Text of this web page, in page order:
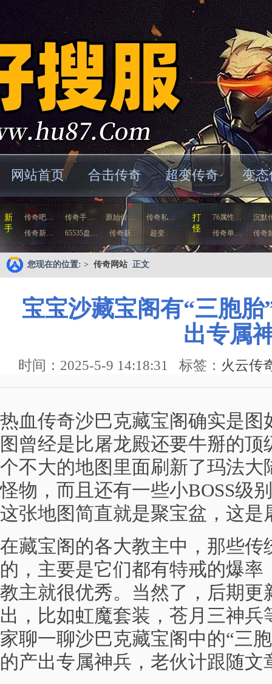
网站首页 合击传奇 超变传奇 变
新
手
传奇吧… 传奇手… 原始传…
传奇私…
传奇新…
65535盘… 传奇新…
超变
态…
打
怪
76属性…
沉默
传奇单…
传奇
歌…
您现在的位置: > 传奇网站 正文
宝宝沙藏宝阁有“三胞
出专属
时间：2025-5-9 14:18:31 标签： 火云传
热血传奇沙巴克藏宝阁确实是图
图曾经是比屠龙殿还要牛掰的
个不大的地图里面刷新了玛法大
怪物，而且还有一些小BOSS级
这张地图简直就是聚宝盆，这是
在藏宝阁的各大教主中，那些传
的，主要是它们都有特戒的爆
教主就很优秀。当然了，后期更
出，比如虹魔套装，苍月三神
家聊一聊沙巴克藏宝阁中的“三
的产出专属神兵，老伙计跟随文